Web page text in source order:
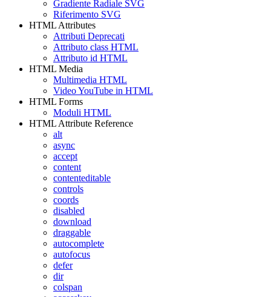
Gradiente Radiale SVG
Riferimento SVG
HTML Attributes
Attributi Deprecati
Attributo class HTML
Attributo id HTML
HTML Media
Multimedia HTML
Video YouTube in HTML
HTML Forms
Moduli HTML
HTML Attribute Reference
alt
async
accept
content
contenteditable
controls
coords
disabled
download
draggable
autocomplete
autofocus
defer
dir
colspan